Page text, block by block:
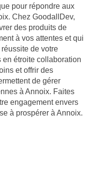
pour répondre aux
Chez GoodallDev,
des produits de
à vos attentes et qui
de votre
étroite collaboration
et offrir des
de gérer
à Annoix. Faites
engagement envers
à prospérer à Annoix.